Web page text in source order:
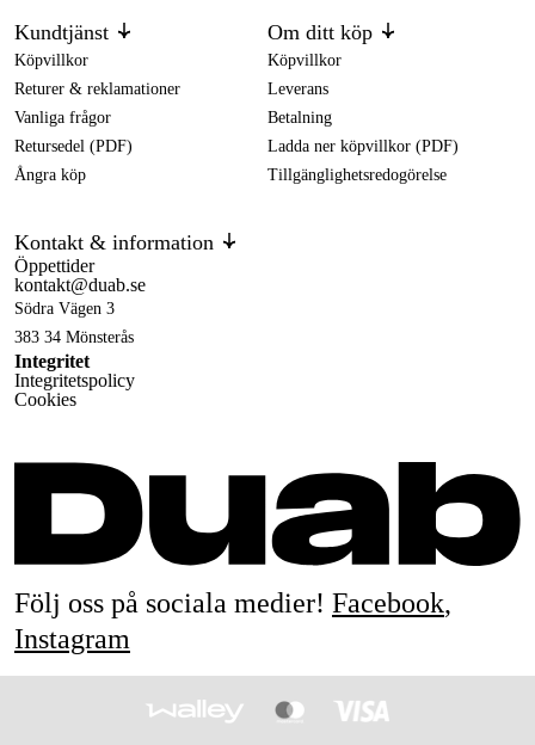
Kundtjänst
Köpvillkor
Returer & reklamationer
Vanliga frågor
Retursedel (PDF)
Ångra köp
Om ditt köp
Köpvillkor
Leverans
Betalning
Ladda ner köpvillkor (PDF)
Tillgänglighetsredogörelse
Kontakt & information
Öppettider
kontakt@duab.se
Södra Vägen 3
383 34 Mönsterås
Integritet
Integritetspolicy
Cookies
Följ oss på sociala medier! Facebook,
Instagram